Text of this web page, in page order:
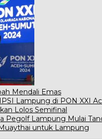
Mendali Emas
Lampung di PON XXI
Lolos Semifinal
Pegolf Lampung Mulai
untuk Lampung